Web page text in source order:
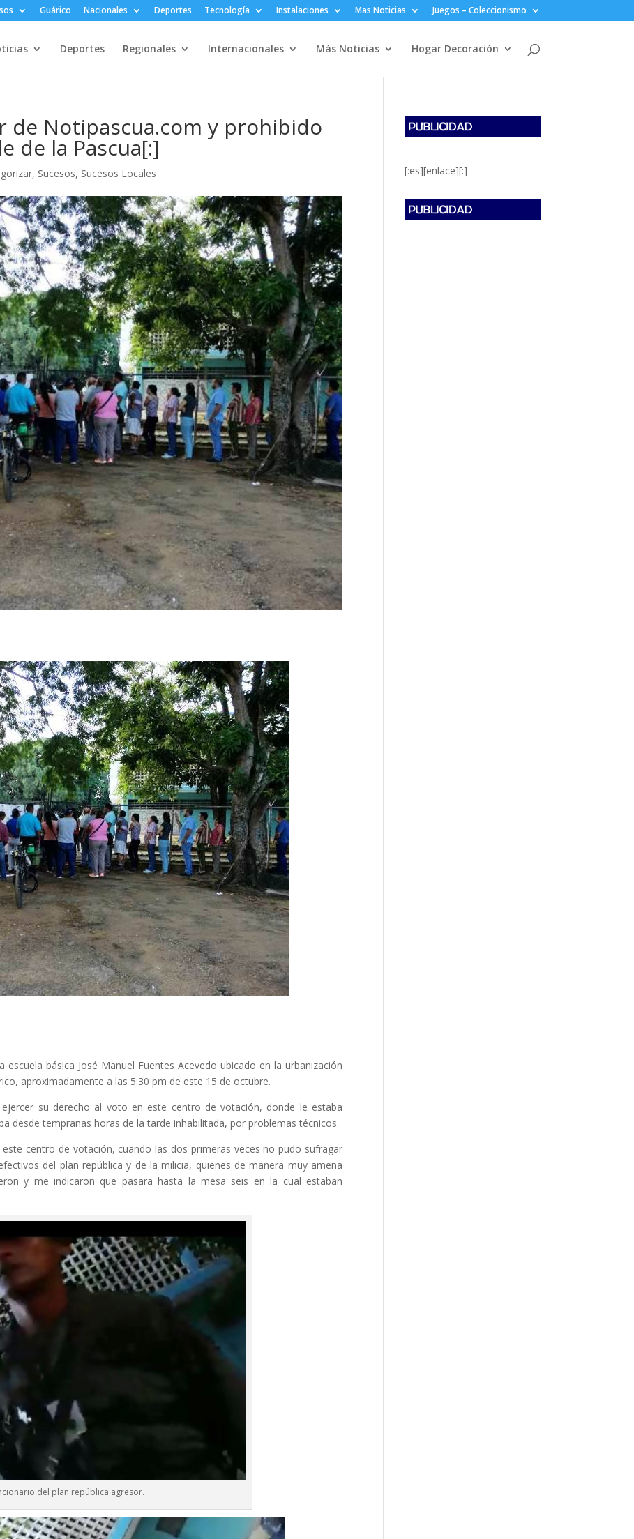
Guárico Nacionales Deportes Tecnología Instalaciones Mas Noticias Juegos – Coleccionismo
Deportes Regionales Internacionales Más Noticias Hogar Decoración
de Notipascua.com y prohibido
de la Pascua[:]
, Sucesos, Sucesos Locales
escuela básica José Manuel Fuentes Acevedo ubicado en la urbanización
aproximadamente a las 5:30 pm de este 15 de octubre.
su derecho al voto en este centro de votación, donde le estaba
desde tempranas horas de la tarde inhabilitada, por problemas técnicos.
centro de votación, cuando las dos primeras veces no pudo sufragar
del plan república y de la milicia, quienes de manera muy amena
y me indicaron que pasara hasta la mesa seis en la cual estaban
del plan república agresor.
[:es][enlace][:]